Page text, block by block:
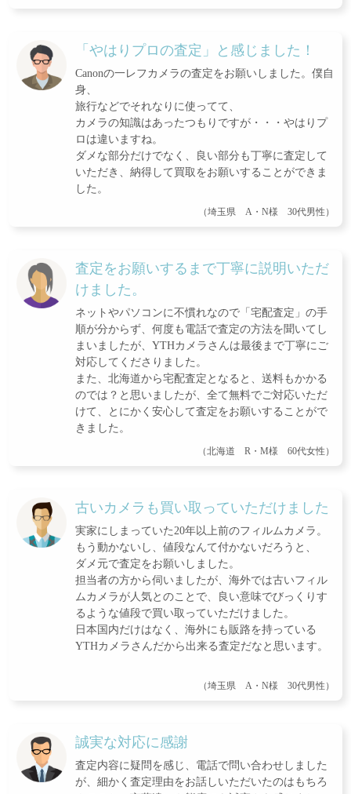
「やはりプロの査定」と感じました！
Canonの一レフカメラの査定をお願いしました。僕自
身、
旅行などでそれなりに使ってて、
カメラの知識はあったつもりですが・・・やはりプ
ロは違いますね。
ダメな部分だけでなく、良い部分も丁寧に査定して
いただき、納得して買取をお願いすることができま
した。
（埼玉県 A・N様 30代男性）
査定をお願いするまで丁寧に説明いただ
けました。
ネットやパソコンに不慣れなので「宅配査定」の手
順が分からず、何度も電話で査定の方法を聞いてし
まいましたが、YTHカメラさんは最後まで丁寧にご
対応してくださりました。
また、北海道から宅配査定となると、送料もかかる
のでは？と思いましたが、全て無料でご対応いただ
けて、とにかく安心して査定をお願いすることがで
きました。
（北海道 R・M様 60代女性）
古いカメラも買い取っていただけました
実家にしまっていた20年以上前のフィルムカメラ。
もう動かないし、値段なんて付かないだろうと、
ダメ元で査定をお願いしました。
担当者の方から伺いましたが、海外では古いフィル
ムカメラが人気とのことで、良い意味でびっくりす
るような値段で買い取っていただけました。
日本国内だけはなく、海外にも販路を持っている
YTHカメラさんだから出来る査定だなと思います。
（埼玉県 A・N様 30代男性）
誠実な対応に感謝
査定内容に疑問を感じ、電話で問い合わせしました
が、細かく査定理由をお話しいただいたのはもちろ